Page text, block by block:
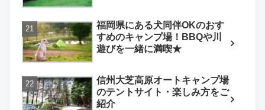
福岡県にある犬同伴OKのおす
すめのキャンプ場！BBQや川
遊びを一緒に満喫★
信州大芝高原オートキャンプ場
のテントサイト・楽しみ方をご
紹介